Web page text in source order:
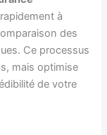
à
des
Ce processus
mais optimise
de votre